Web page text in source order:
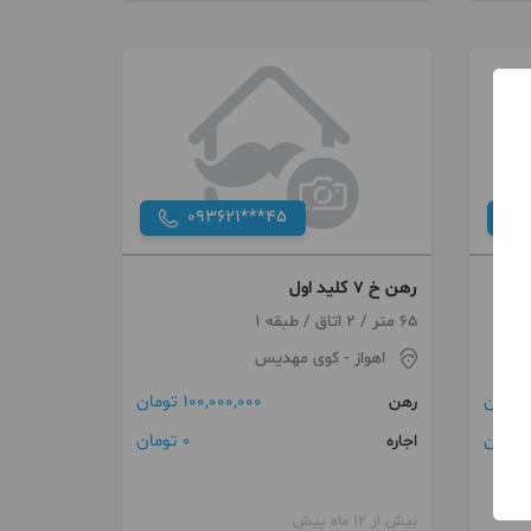
093621***45
رهن خ 7 کلید اول
65 متر / 2 اتاق / طبقه 1
اهواز - کوی مهدیس
رهن
100,000,000 تومان
اجاره 0 تومان
بیش از 12 ماه پیش